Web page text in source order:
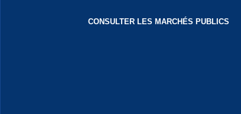
CONSULTER LES MARCHÉS PUBLICS